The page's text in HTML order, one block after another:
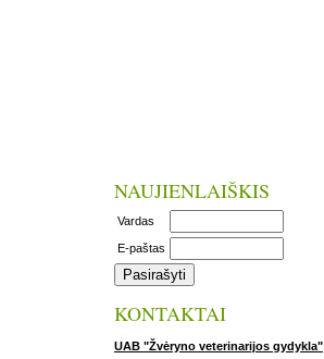
NAUJIENLAIŠKIS
Vardas
E-paštas
KONTAKTAI
UAB "Žvėryno veterinarijos gydykla"